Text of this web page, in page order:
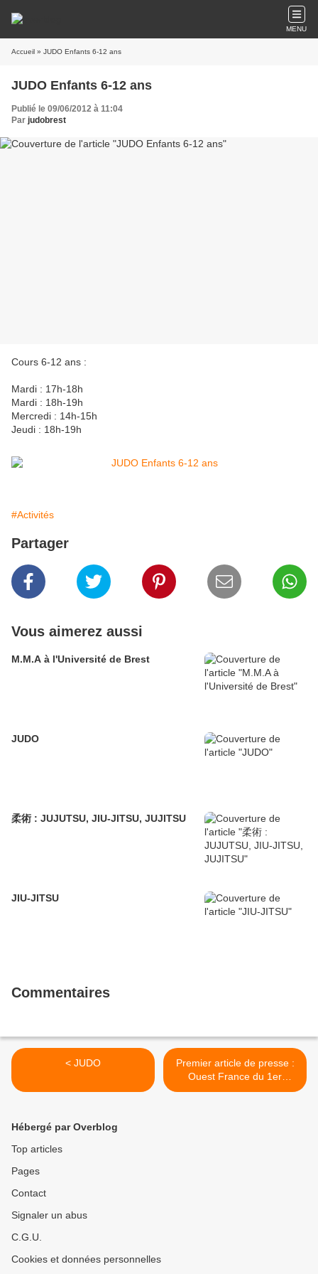
MENU
Accueil » JUDO Enfants 6-12 ans
JUDO Enfants 6-12 ans
Publié le 09/06/2012 à 11:04
Par judobrest
Cours 6-12 ans :
Mardi : 17h-18h
Mardi : 18h-19h
Mercredi : 14h-15h
Jeudi : 18h-19h
#Activités
Partager
Vous aimerez aussi
M.M.A à l'Université de Brest
JUDO
柔術 : JUJUTSU, JIU-JITSU, JUJITSU
JIU-JITSU
Commentaires
< JUDO
Premier article de presse :
Ouest France du 1er
septembre 2012 >
Hébergé par Overblog
Top articles
Pages
Contact
Signaler un abus
C.G.U.
Cookies et données personnelles